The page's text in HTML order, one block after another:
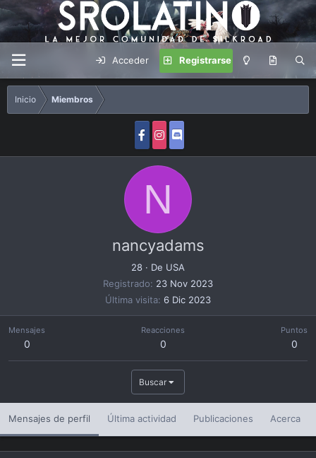
Acceder Registrarse
Inicio Miembros
N
nancyadams
28 · De USA
Registrado
23 Nov 2023
Última visita 6 Dic 2023
Mensajes
0
Reacciones
0
Puntos
0
Buscar
Mensajes de perfil Última actividad Publicaciones Acerca